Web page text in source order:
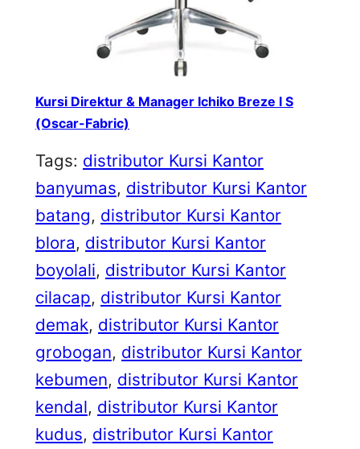
Kursi Direktur & Manager Ichiko Breze I S
(Oscar-Fabric)
Tags: distributor Kursi Kantor
banyumas, distributor Kursi Kantor
batang, distributor Kursi Kantor
blora, distributor Kursi Kantor
boyolali, distributor Kursi Kantor
cilacap, distributor Kursi Kantor
demak, distributor Kursi Kantor
grobogan, distributor Kursi Kantor
kebumen, distributor Kursi Kantor
kendal, distributor Kursi Kantor
kudus, distributor Kursi Kantor